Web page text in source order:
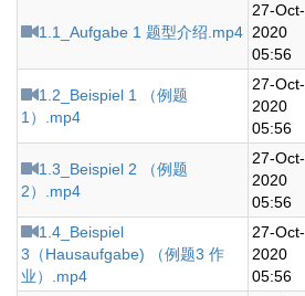
1.1_Aufgabe 1 题型介绍.mp4
27-Oct-
2020
05:56
1.2_Beispiel 1 （例题
1）.mp4
27-Oct-
2020
05:56
1.3_Beispiel 2 （例题
2）.mp4
27-Oct-
2020
05:56
1.4_Beispiel
3（Hausaufgabe) （例题3 作
业）.mp4
27-Oct-
2020
05:56